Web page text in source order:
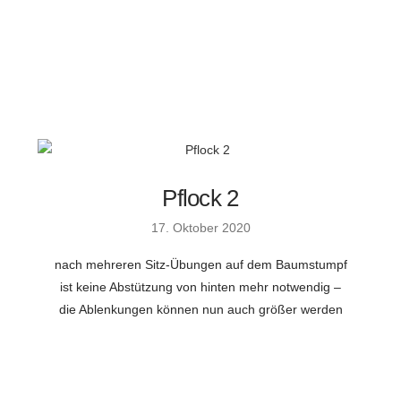
Pflock 2
17. Oktober 2020
nach mehreren Sitz-Übungen auf dem Baumstumpf
ist keine Abstützung von hinten mehr notwendig –
die Ablenkungen können nun auch größer werden